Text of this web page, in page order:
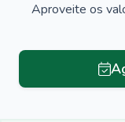
Aproveite os